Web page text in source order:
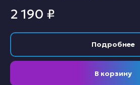
2 190 ₽
Подробнее
В корзину